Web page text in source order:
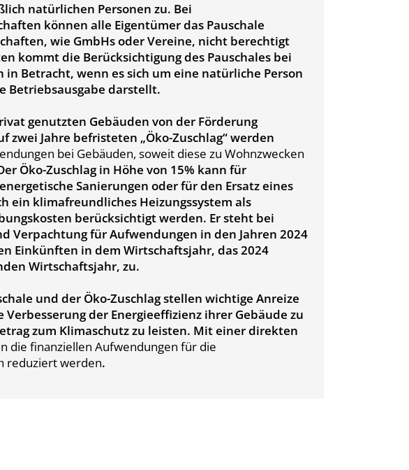
natürlichen Personen zu. Bei
können alle Eigentümer das Pauschale
wie GmbHs oder Vereine, nicht berechtigt
kommt die Berücksichtigung des Pauschales bei
Betracht, wenn es sich um eine natürliche Person
Betriebsausgabe darstellt.
genutzten Gebäuden von der Förderung
Jahre befristeten „Öko-Zuschlag“ werden
bei Gebäuden, soweit diese zu Wohnzwecken
Öko-Zuschlag in Höhe von 15% kann für
Sanierungen oder für den Ersatz eines
ein klimafreundliches Heizungssystem als
berücksichtigt werden. Er steht bei
Verpachtung für Aufwendungen in den Jahren 2024
Einkünften in dem Wirtschaftsjahr, das 2024
Wirtschaftsjahr, zu.
und der Öko-Zuschlag stellen wichtige Anreize
der Energieeffizienz ihrer Gebäude zu
zum Klimaschutz zu leisten. Mit einer direkten
die finanziellen Aufwendungen für die
reduziert werden.